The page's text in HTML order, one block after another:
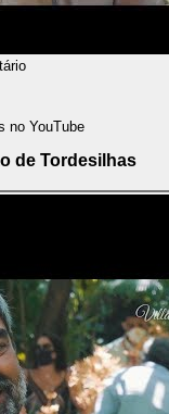
no YouTube
de Tordesilhas